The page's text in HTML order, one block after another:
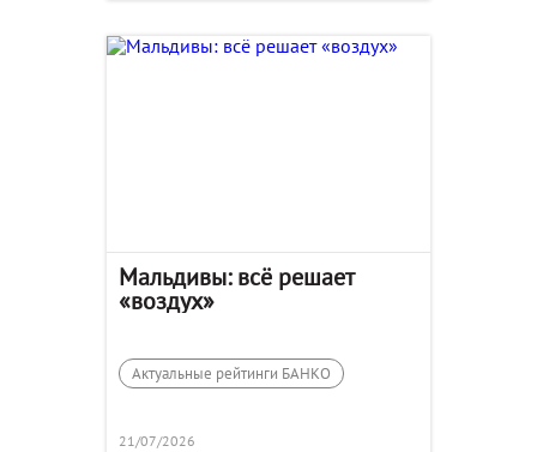
Мальдивы: всё решает
«воздух»
Актуальные рейтинги БАНКО
21/07/2026